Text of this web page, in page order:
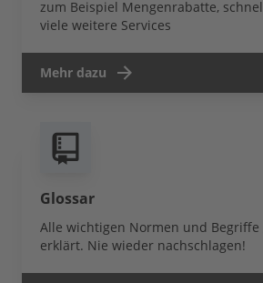
zum Beispiel Mengenrabatte,
viele weitere Services
Mehr dazu
Glossar
Alle wichtigen Normen und
erklärt. Nie wieder nachschlagen!